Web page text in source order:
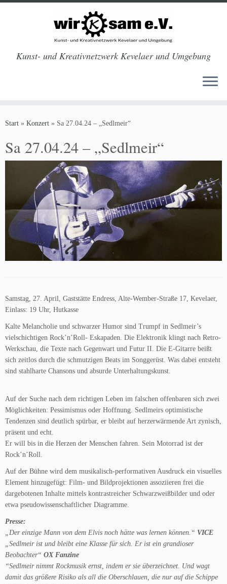
Inhalt
Kunst- und Kreativnetzwerk Kevelaer und Umgebung
Start » Konzert » Sa 27.04.24 – „Sedlmeir“
Sa 27.04.24 – „Sedlmeir“
Samstag, 27. April, Gaststätte Endress, Alte-Wember-Straße 17, Kevelaer,
Einlass: 19 Uhr, Hutkasse
Kalte Melancholie und schwarzer Humor sind Trumpf in Sedlmeir’s
vielschichtigen Rock’n’Roll- Eskapaden. Die Elektronik klingt nach Retro-
Werkschau, die Texte nach Gegenwart und Futur II. Die E-Gitarre beißt
sich zeitlos durch die schmutzigen Beats im Songgerüst. Was dabei entsteht
sind stahlharte Chansons und absurde Unterhaltungskunst.
Auf der Suche nach dem richtigen Leben im falschen offenbaren sich zwei
Möglichkeiten: Pessimismus oder Hoffnung. Sedlmeirs optimistische
Tendenzen sind deutlich spürbar, er bleibt auf herzerwärmende Art zynisch,
präsent und echt.
Er will bis in die Herzen der Menschen fahren. Sein Motorrad ist der
Rock’n’Roll.
Auf der Bühne wird dem musikalisch-performativen Ausdruck ein visuelles
Element hinzugefügt: Film- und Bildprojektionen assoziieren frei die
dargebotenen Inhalte mittels kontrastreicher Schwarzweißbilder und oder
etwa pseudowissenschaftlicher Diagramme.
Presse:
„Der einzige Mann von dem Elvis noch hätte was lernen können.“ VICE
„Sedlmeir ist und bleibt eine Klasse für sich. Er ist ein grandioser
Beobachter“ OX Fanzine
“Sedlmeir nimmt Rockmusik ernst, indem er sie überzeichnet. Und wagt
damit das größere Risiko als all die Oberschlauen, die nur auf die Schippe